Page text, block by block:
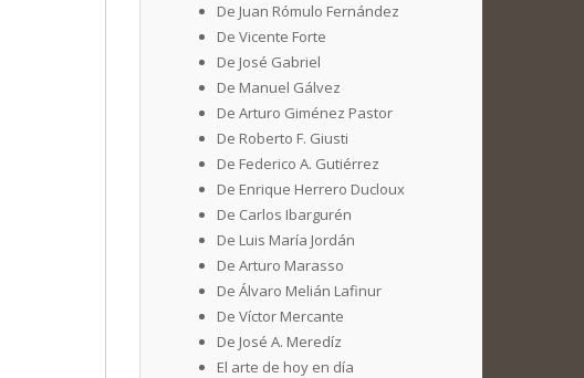
De Juan Rómulo Fernández
De Vicente Forte
De José Gabriel
De Manuel Gálvez
De Arturo Giménez Pastor
De Roberto F. Giusti
De Federico A. Gutiérrez
De Enrique Herrero Ducloux
De Carlos Ibargurén
De Luis María Jordán
De Arturo Marasso
De Álvaro Melián Lafinur
De Víctor Mercante
De José A. Meredíz
El arte de hoy en día